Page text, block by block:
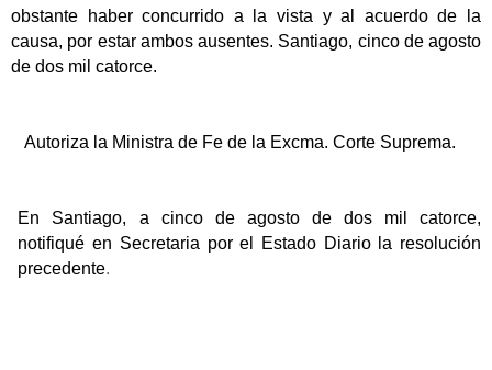
obstante haber concurrido a la vista y al acuerdo de la
causa, por estar ambos ausentes. Santiago, cinco de agosto
de dos mil catorce.
Autoriza la Ministra de Fe de la Excma. Corte Suprema.
En Santiago, a cinco de agosto de dos mil catorce,
notifiqué en Secretaria por el Estado Diario la resolución
precedente.